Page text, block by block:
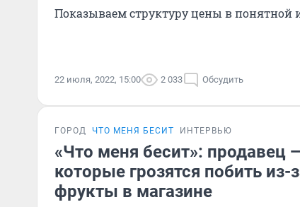
Показываем структуру цены в понятной
22 июля, 2022, 15:00 2 033 Обсудить
ГОРОД ЧТО МЕНЯ БЕСИТ ИНТЕРВЬЮ
«Что меня бесит»: продавец
которые грозятся побить из-
фрукты в магазине